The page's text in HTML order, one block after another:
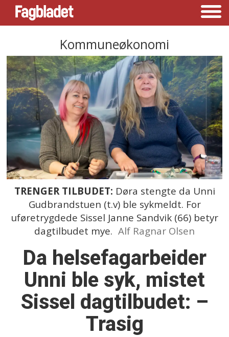
Kommuneøkonomi
TRENGER TILBUDET: Døra stengte da Unni
Gudbrandstuen (t.v) ble sykmeldt. For
uføretrygdede Sissel Janne Sandvik (66) betyr
dagtilbudet mye. Alf Ragnar Olsen
Da helsefagarbeider
Unni ble syk, mistet
Sissel dagtilbudet: –
Trasig